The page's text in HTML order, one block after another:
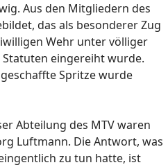
Aus den Mitgliedern des
das als besonderer Zug
Wehr unter völliger
eingereiht wurde.
Spritze wurde
Abteilung des MTV waren
Luftmann. Die Antwort, was
zu tun hatte, ist